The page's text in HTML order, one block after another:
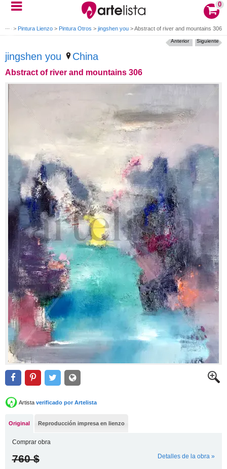
0
> Pintura Lienzo > Pintura Otros > jingshen you >Abstract of river and mountains 306
jingshen you China
Abstract of river and mountains 306
Siguiente
Anterior
Artista verificado por Artelista
Original Reproducción impresa en lienzo
Comprar obra
760 $ Detalles de la obra »